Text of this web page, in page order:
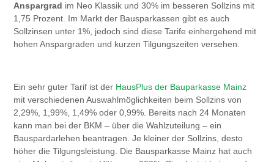
Anspargrad im Neo Klassik und 30% im besseren Sollzins mit
1,75 Prozent. Im Markt der Bausparkassen gibt es auch
Sollzinsen unter 1%, jedoch sind diese Tarife einhergehend mit
hohen Anspargraden und kurzen Tilgungszeiten versehen.
Ein sehr guter Tarif ist der HausPlus der Bauparkasse Mainz
mit verschiedenen Auswahlmöglichkeiten beim Sollzins von
2,29%, 1,99%, 1,49% oder 0,99%. Bereits nach 24 Monaten
kann man bei der BKM – über die Wahlzuteilung – ein
Bauspardarlehen beantragen. Je kleiner der Sollzins, desto
höher die Tilgungsleistung. Die Bausparkasse Mainz hat auch